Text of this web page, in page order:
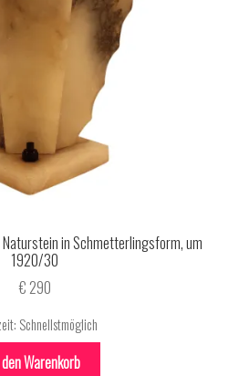
in Schmetterlingsform, um
1920/30
€290
Schnellstmöglich
Warenkorb